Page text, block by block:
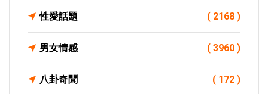
性愛話題 ( 2168 )
男女情感 ( 3960 )
八卦奇聞 ( 172 )